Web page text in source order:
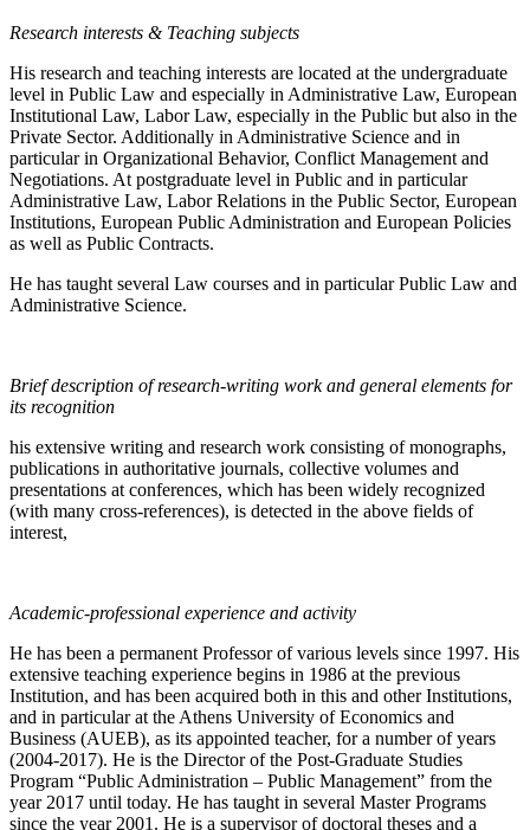
Research interests & Teaching subjects
His research and teaching interests are located at the undergraduate
level in Public Law and especially in Administrative Law, European
Institutional Law, Labor Law, especially in the Public but also in the
Private Sector. Additionally in Administrative Science and in
particular in Organizational Behavior, Conflict Management and
Negotiations. At postgraduate level in Public and in particular
Administrative Law, Labor Relations in the Public Sector, European
Institutions, European Public Administration and European Policies
as well as Public Contracts.
He has taught several Law courses and in particular Public Law and
Administrative Science.
Brief description of research-writing work and general elements for
its recognition
his extensive writing and research work consisting of monographs,
publications in authoritative journals, collective volumes and
presentations at conferences, which has been widely recognized
(with many cross-references), is detected in the above fields of
interest,
Academic-professional experience and activity
He has been a permanent Professor of various levels since 1997. His
extensive teaching experience begins in 1986 at the previous
Institution, and has been acquired both in this and other Institutions,
and in particular at the Athens University of Economics and
Business (AUEB), as its appointed teacher, for a number of years
(2004-2017). He is the Director of the Post-Graduate Studies
Program “Public Administration – Public Management” from the
year 2017 until today. He has taught in several Master Programs
since the year 2001. He is a supervisor of doctoral theses and a